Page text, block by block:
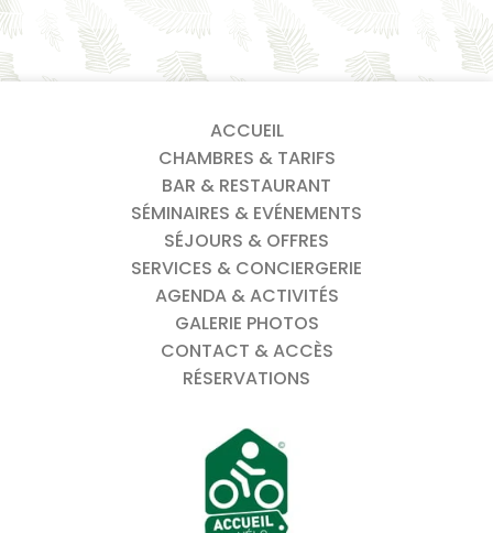
ACCUEIL
CHAMBRES & TARIFS
BAR & RESTAURANT
SÉMINAIRES & EVÉNEMENTS
SÉJOURS & OFFRES
SERVICES & CONCIERGERIE
AGENDA & ACTIVITÉS
GALERIE PHOTOS
CONTACT & ACCÈS
RÉSERVATIONS